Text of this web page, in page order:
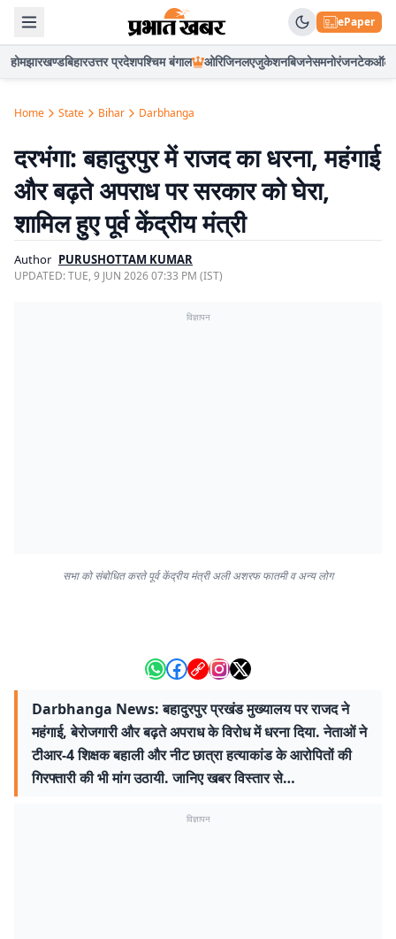
ePaper
होमझारखण्डबिहारउत्तर प्रदेशपश्चिम बंगाल ओरिजिनलएजुकेशनबिजनेसमनोरंजनटेकऑटो
Home State Bihar Darbhanga
दरभंगा: बहादुरपुर में राजद का धरना, महंगाई
और बढ़ते अपराध पर सरकार को घेरा,
शामिल हुए पूर्व केंद्रीय मंत्री
Author PURUSHOTTAM KUMAR
UPDATED:TUE, 9 JUN 2026 07:33 PM (IST)
विज्ञापन
सभा को संबोधित करते पूर्व केंद्रीय मंत्री अली अशरफ फातमी व अन्य लोग
Darbhanga News: बहादुरपुर प्रखंड मुख्यालय पर राजद ने
महंगाई, बेरोजगारी और बढ़ते अपराध के विरोध में धरना दिया. नेताओं ने
टीआर-4 शिक्षक बहाली और नीट छात्रा हत्याकांड के आरोपितों की
गिरफ्तारी की भी मांग उठायी. जानिए खबर विस्तार से…
विज्ञापन